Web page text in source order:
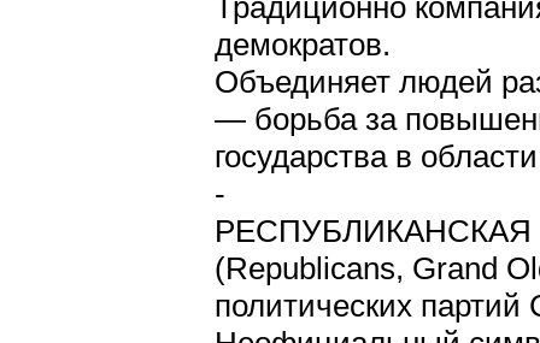
Традиционно
демократов.
Объединяет людей
— борьба за
государства в
-
(Republicans, Grand
политических